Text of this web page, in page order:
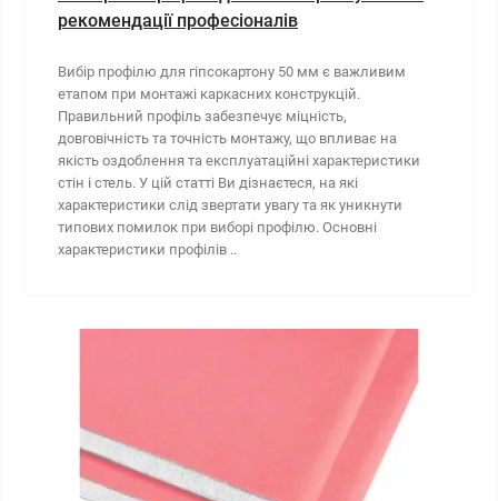
рекомендації професіоналів
Вибір профілю для гіпсокартону 50 мм є важливим
етапом при монтажі каркасних конструкцій.
Правильний профіль забезпечує міцність,
довговічність та точність монтажу, що впливає на
якість оздоблення та експлуатаційні характеристики
стін і стель. У цій статті Ви дізнаєтеся, на які
характеристики слід звертати увагу та як уникнути
типових помилок при виборі профілю. Основні
характеристики профілів ..